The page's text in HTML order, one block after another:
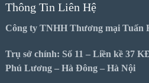
Thông Tin Liên Hệ
Công ty TNHH Thương mại Tuấn
Trụ sở chính: Số 11 – Liền kề 37
Phú Lương – Hà Đông – Hà Nội